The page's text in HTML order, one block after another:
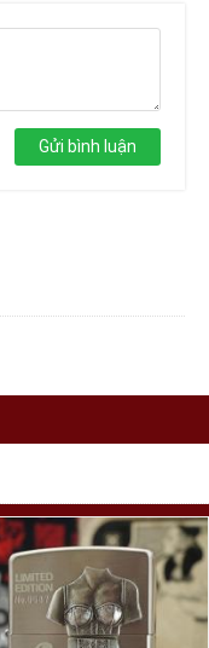
Gửi bình luận